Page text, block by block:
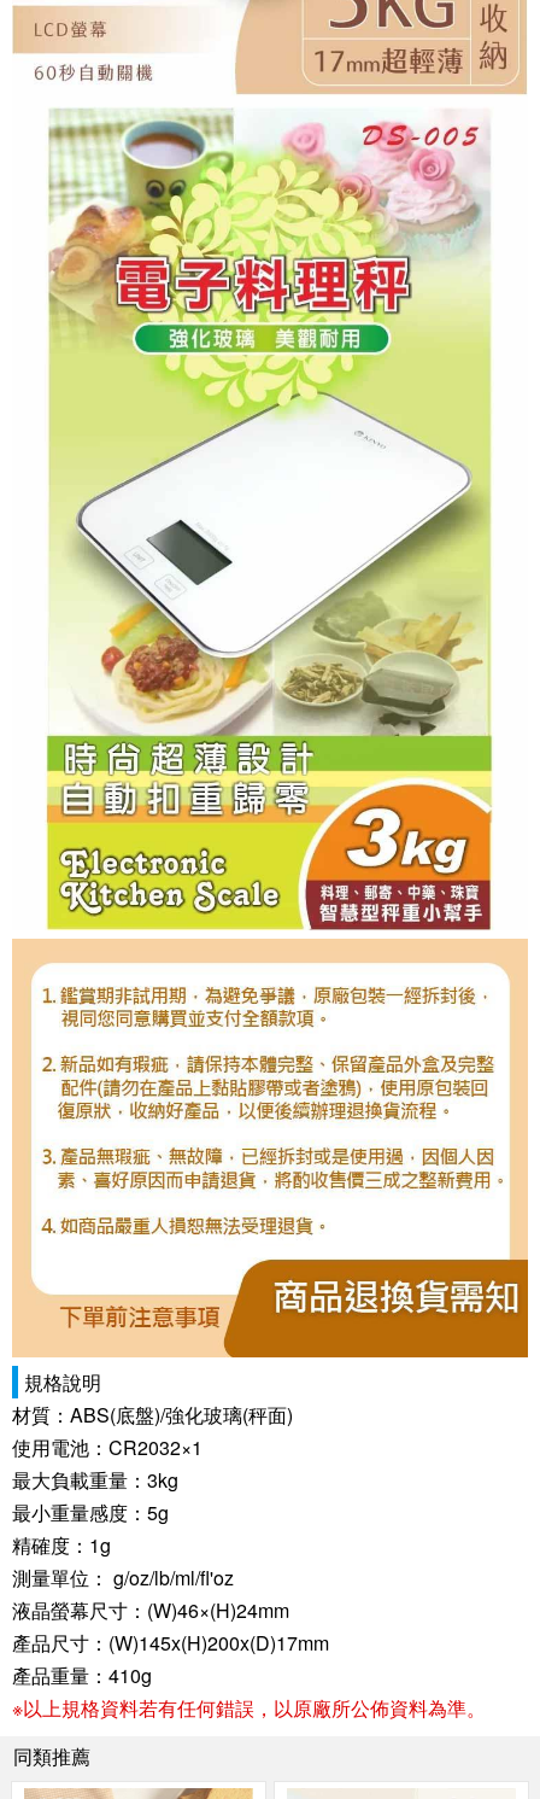
規格說明
材質：ABS(底盤)/強化玻璃(秤面)
使用電池：CR2032×1
最大負載重量：3kg
最小重量感度：5g
精確度：1g
測量單位： g/oz/lb/ml/fl'oz
液晶螢幕尺寸：(W)46×(H)24mm
產品尺寸：(W)145x(H)200x(D)17mm
產品重量：410g
※以上規格資料若有任何錯誤，以原廠所公佈資料為準。
同類推薦